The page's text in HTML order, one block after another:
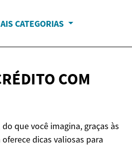
CATEGORIAS
COM
que você imagina, graças às
dicas valiosas para